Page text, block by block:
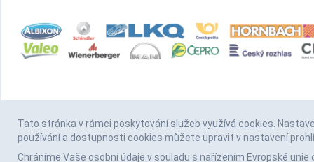
Tato stránka v rámci poskytování služeb využívá cookies.
používání a dostupnosti cookies můžete upravit v nastavení
Chráníme Vaše osobní údaje v souladu s nařízením Evropské unie